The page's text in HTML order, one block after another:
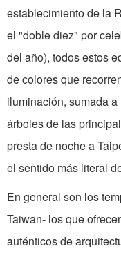
establecimiento de la
el "doble diez" por
del año), todos estos
de colores que
iluminación, sumada
árboles de las
presta de noche a
el sentido más literal
En general son los
Taiwan- los que
auténticos de